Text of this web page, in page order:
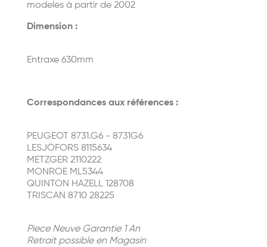
modeles à partir de 2002
Dimension :
Entraxe 630mm
Correspondances aux références :
PEUGEOT 8731.G6 - 8731G6
LESJÖFORS 8115634
METZGER 2110222
MONROE ML5344
QUINTON HAZELL 128708
TRISCAN 8710 28225
Piece Neuve Garantie 1 An
Retrait possible en Magasin